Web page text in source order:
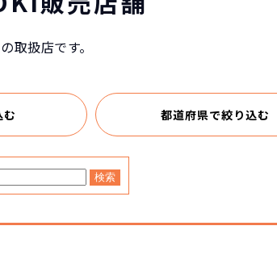
取扱店です。
む 都道府県で絞り込む
検索